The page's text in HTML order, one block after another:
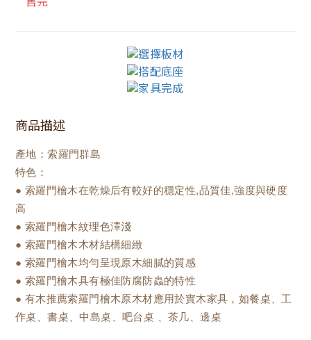
商品描述
產地：索羅門群島
特色：
● 索羅門檜木在乾燥后有較好的穩定性,品質佳,強度與硬度
高
● 索羅門檜木紋理色澤淺
● 索羅門檜木木材結構細緻
● 索羅門檜木均勻呈現原木細膩的質感
● 索羅門檜木具有極佳防腐防蟲的特性
● 有木推薦索羅門檜木原木材應用於實木家具，如餐桌、工
作桌、書桌、中島桌、吧台桌 、茶几、邊桌